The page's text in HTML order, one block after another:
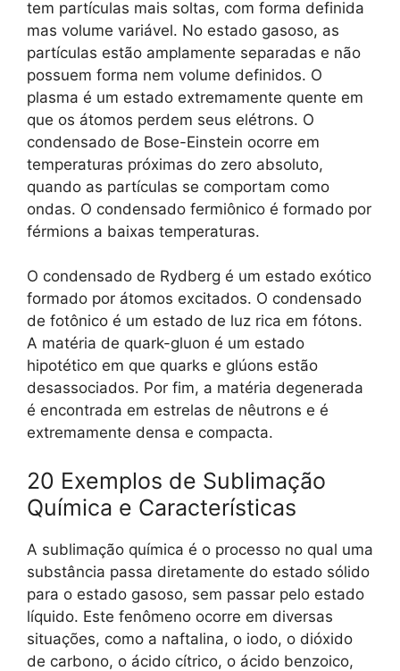
tem partículas mais soltas, com forma definida
mas volume variável. No estado gasoso, as
partículas estão amplamente separadas e não
possuem forma nem volume definidos. O
plasma é um estado extremamente quente em
que os átomos perdem seus elétrons. O
condensado de Bose-Einstein ocorre em
temperaturas próximas do zero absoluto,
quando as partículas se comportam como
ondas. O condensado fermiônico é formado por
férmions a baixas temperaturas.
O condensado de Rydberg é um estado exótico
formado por átomos excitados. O condensado
de fotônico é um estado de luz rica em fótons.
A matéria de quark-gluon é um estado
hipotético em que quarks e glúons estão
desassociados. Por fim, a matéria degenerada
é encontrada em estrelas de nêutrons e é
extremamente densa e compacta.
20 Exemplos de Sublimação
Química e Características
A sublimação química é o processo no qual uma
substância passa diretamente do estado sólido
para o estado gasoso, sem passar pelo estado
líquido. Este fenômeno ocorre em diversas
situações, como a naftalina, o iodo, o dióxido
de carbono, o ácido cítrico, o ácido benzoico,